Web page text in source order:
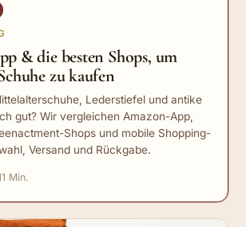
& die besten Shops, um
zu kaufen
Lederstiefel und antike
gut? Wir vergleichen Amazon-App,
Shops und mobile Shopping-
Versand und Rückgabe.
Min.